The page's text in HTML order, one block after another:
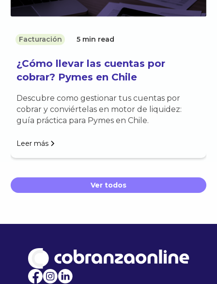
Facturación 5 min read
¿Cómo llevar las cuentas por
cobrar? Pymes en Chile
Descubre como gestionar tus cuentas por
cobrar y conviértelas en motor de liquidez:
guía práctica para Pymes en Chile.
Leer más
Ver todos